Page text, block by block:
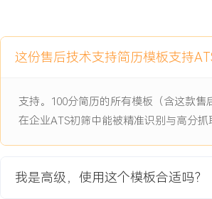
5.成功推动服务流程优化项目落地，实现
广。
7.向产品部门反馈有效改进建议XXX条，其
产品出厂质量。
主动离职，希望有更多的工作挑战和涨薪机
这份售后技术支持简历模板支持
支持。100分简历的所有模板（含这款
在企业ATS初筛中能被精准识别与高分抓
我是高级，使用这个模板合适吗？